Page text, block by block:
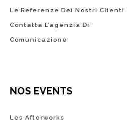
Le Referenze Dei Nostri Clienti
Contatta L’agenzia Di
Comunicazione
NOS EVENTS
Les Afterworks